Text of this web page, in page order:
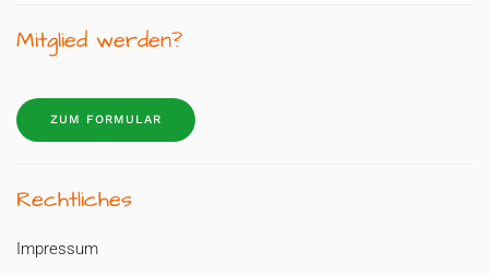
Mitglied werden?
ZUM FORMULAR
Rechtliches
Impressum